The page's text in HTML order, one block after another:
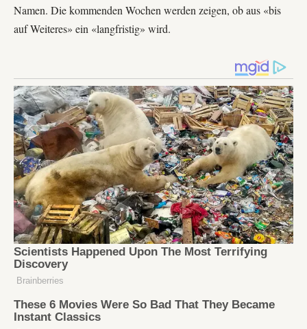
Namen. Die kommenden Wochen werden zeigen, ob aus «bis
auf Weiteres» ein «langfristig» wird.